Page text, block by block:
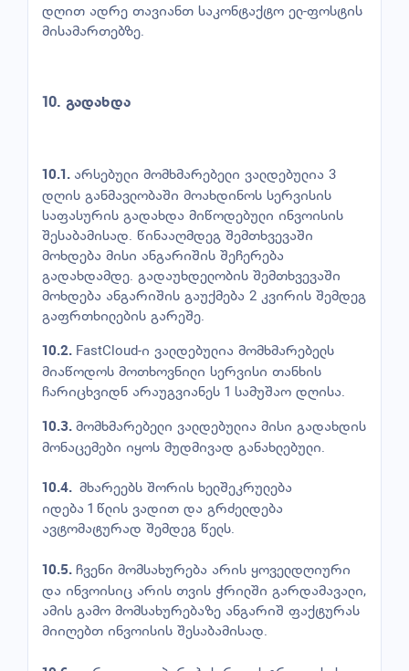
დღით ადრე თავიანთ საკონტაქტო ელ-ფოსტის
მისამართებზე.
10. გადახდა
10.1. არსებული მომხმარებელი ვალდებულია 3
დღის განმავლობაში მოახდინოს სერვისის
საფასურის გადახდა მიწოდებული ინვოისის
შესაბამისად. წინააღმდეგ შემთხვევაში
მოხდება მისი ანგარიშის შეჩერება
გადახდამდე. გადაუხდელობის შემთხვევაში
მოხდება ანგარიშის გაუქმება 2 კვირის შემდეგ
გაფრთხილების გარეშე.
10.2. FastCloud-ი ვალდებულია მომხმარებელს
მიაწოდოს მოთხოვნილი სერვისი თანხის
ჩარიცხვიდნ არაუგვიანეს 1 სამუშაო დღისა.
10.3. მომხმარებელი ვალდებულია მისი გადახდის
მონაცემები იყოს მუდმივად განახლებული.
10.4. მხარეებს შორის ხელშეკრულება
იდება 1 წლის ვადით და გრძელდება
ავტომატურად შემდეგ წელს.
10.5. ჩვენი მომსახურება არის ყოველდღიური
და ინვოისიც არის თვის ჭრილში გარდამავალი,
ამის გამო მომსახურებაზე ანგარიშ ფაქტურას
მიიღებთ ინვოისის შესაბამისად.